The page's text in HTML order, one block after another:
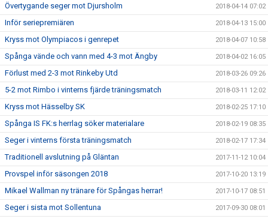
Övertygande seger mot Djursholm 2018-04-14 07:02
Inför seriepremiären 2018-04-13 15:00
Kryss mot Olympiacos i genrepet 2018-04-07 10:58
Spånga vände och vann med 4-3 mot Ängby 2018-04-02 16:05
Förlust med 2-3 mot Rinkeby Utd 2018-03-26 09:26
5-2 mot Rimbo i vinterns fjärde träningsmatch 2018-03-11 12:02
Kryss mot Hässelby SK 2018-02-25 17:10
Spånga IS FK:s herrlag söker materialare 2018-02-19 08:35
Seger i vinterns första träningsmatch 2018-02-17 17:34
Traditionell avslutning på Gläntan 2017-11-12 10:04
Provspel inför säsongen 2018 2017-10-20 13:19
Mikael Wallman ny tränare för Spångas herrar! 2017-10-17 08:51
Seger i sista mot Sollentuna 2017-09-30 08:01